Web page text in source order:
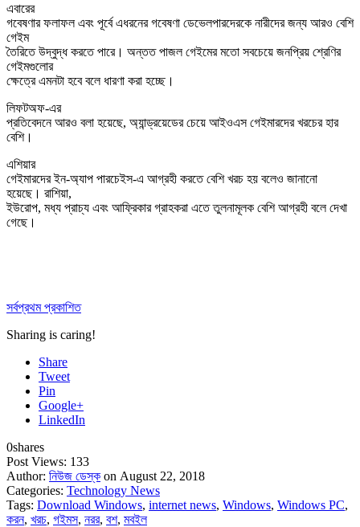
এবারের
গবেষণার ফলাফল এবং পূর্বে এধরনের গবেষণা ডেভেলপারদেরকে নারীদের জন্য আরও বেশি
গেইম
তৈরিতে উদ্বুদ্ধ করতে পারে। অন্তত পাজল গেইমের মতো সবচেয়ে জনপ্রিয় শ্রেণির
গেইমগুলোর
ক্ষেত্রে এমনটা হবে বলে ধারণা করা হচ্ছে।
লিফটঅফ-এর
প্রতিবেদনে আরও বলা হয়েছে, অ্যান্ড্রয়েডের চেয়ে আইওএস গেইমারদের খরচের হার
বেশি।
এশিয়ার
গেইমারদের ইন-অ্যাপ পারচেইস-এ আগ্রহী করতে বেশি খরচ হয় বলেও জানানো
হয়েছে। রাশিয়া,
ইউরোপ, মধ্য প্রাচ্য এবং আফ্রিকার গ্রাহকরা এতে তুলনামূলক বেশি আগ্রহী বলে দেখা
গেছে।
সর্বপ্রথম প্রকাশিত
Sharing is caring!
Share
Tweet
Pin
Google+
LinkedIn
0shares
Post Views: 133
Author: নিউজ ডেস্ক on August 22, 2018
Categories: Technology News
Tags: Download Windows, internet news, Windows, Windows PC,
করন, খরচ, গইমস, নরর, বশ, মবইল